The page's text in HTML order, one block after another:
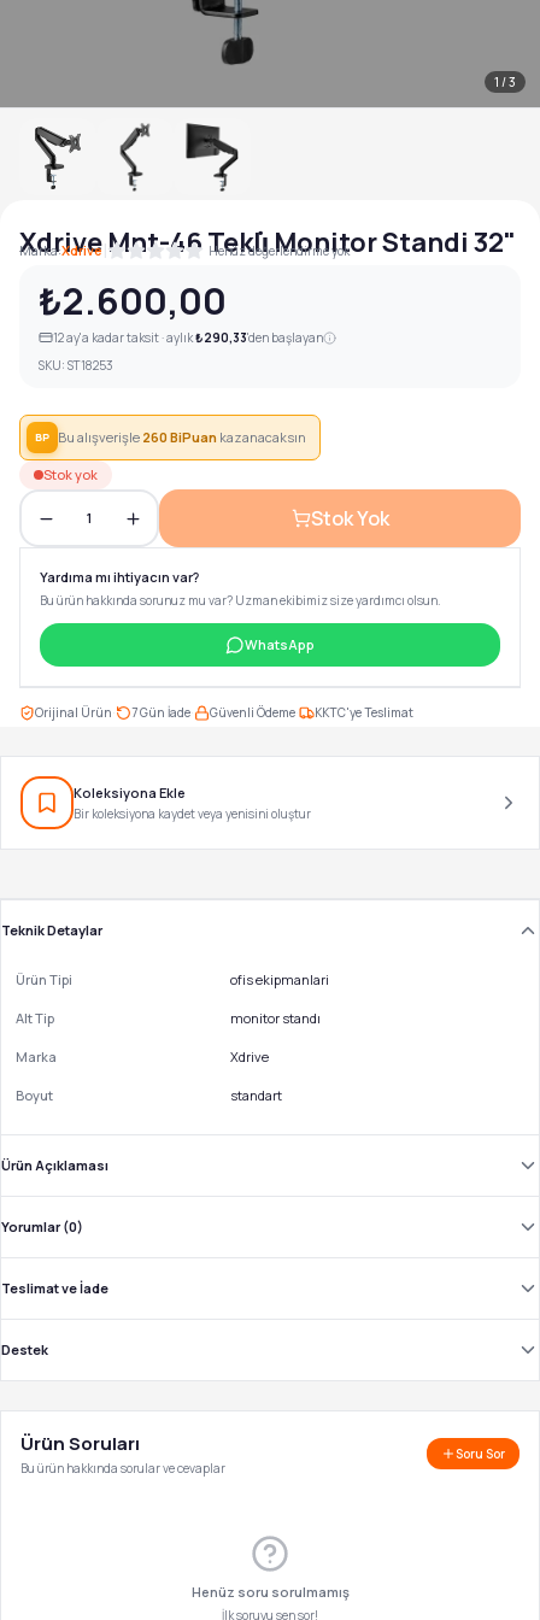
1 /3
Xdrive Mnt-46 Tekli̇ Monitor Standi 32"
Marka:Xdrive| Henüz değerlendirme yok
₺2.600,00
12ay'a kadar taksit · aylık₺290,33'den başlayan
SKU: ST18253
BP Bu alışverişle 260BiPuan kazanacaksın
Stok yok
1 Stok Yok
Yardıma mı ihtiyacın var?
Bu ürün hakkında sorunuz mu var? Uzman ekibimiz size yardımcı olsun.
WhatsApp
Orijinal Ürün 7 Gün İade Güvenli Ödeme KKTC'ye Teslimat
Koleksiyona Ekle
Bir koleksiyona kaydet veya yenisini oluştur
Teknik Detaylar
Ürün Tipi ofis ekipmanlari
Alt Tip monitor standı
Marka Xdrive
Boyut standart
Ürün Açıklaması
Yorumlar (0)
Teslimat ve İade
Destek
Ürün Soruları
Bu ürün hakkında sorular ve cevaplar
Soru Sor
Henüz soru sorulmamış
İlk soruyu sen sor!